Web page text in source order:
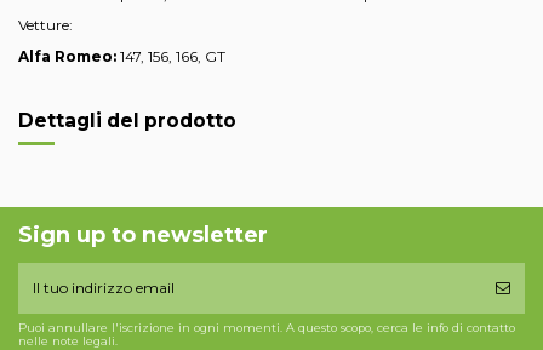
Vetture:
Alfa Romeo: 147, 156, 166, GT
Dettagli del prodotto
Sign up to newsletter
Puoi annullare l'iscrizione in ogni momenti. A questo scopo, cerca le info di contatto
nelle note legali.